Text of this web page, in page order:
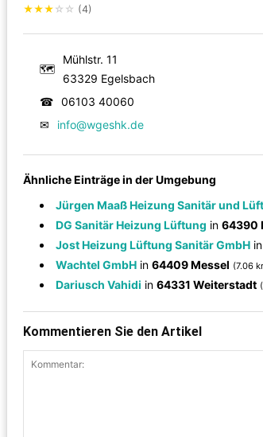
★★★ ☆ ☆ (4)
🗺
Mühlstr. 11
63329 Egelsbach
☎ 06103 40060
✉
info@wgeshk.de
Ähnliche Einträge in der Umgebung
Jürgen Maaß Heizung Sanitär und
DG Sanitär Heizung Lüftung in 64390
Jost Heizung Lüftung Sanitär GmbH in
Wachtel GmbH in 64409 Messel (7.06
Dariusch Vahidi in 64331 Weiterstadt
Kommentieren Sie den Artikel